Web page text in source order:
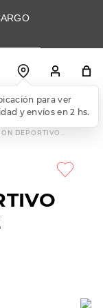
para ver
y envíos en 2 hs.
DEPORTIVO
MÁS
slip-ins